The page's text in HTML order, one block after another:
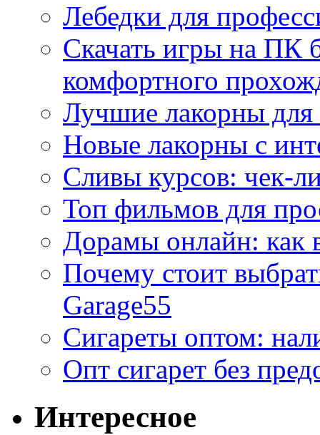
Лебедки для
Скачать игры на ПК
комфортного
Лучшие лакорны для
Новые лакорны с
Сливы курсов: чек-
Топ фильмов для
Дорамы онлайн: как
Почему стоит
Garage55
Сигареты оптом:
Опт сигарет без
Интересное